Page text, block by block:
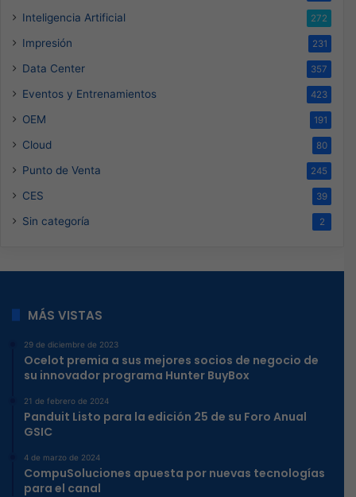
Inteligencia Artificial 272
Impresión 231
Data Center 357
Eventos y Entrenamientos 423
OEM 191
Cloud 80
Punto de Venta 245
CES 39
Sin categoría 2
MÁS VISTAS
29 de diciembre de 2023
Ocelot premia a sus mejores socios de negocio de
su innovador programa Hunter BuyBox
21 de febrero de 2024
Panduit Listo para la edición 25 de su Foro Anual
GSIC
4 de marzo de 2024
CompuSoluciones apuesta por nuevas tecnologías
para el canal